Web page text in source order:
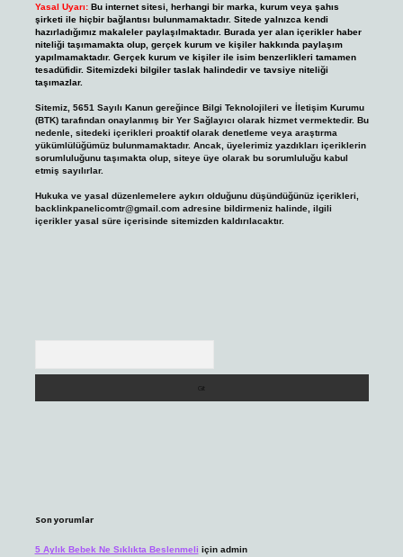
Yasal Uyarı: Bu internet sitesi, herhangi bir marka, kurum veya şahıs
şirketi ile hiçbir bağlantısı bulunmamaktadır. Sitede yalnızca kendi
hazırladığımız makaleler paylaşılmaktadır. Burada yer alan içerikler haber
niteliği taşımamakta olup, gerçek kurum ve kişiler hakkında paylaşım
yapılmamaktadır. Gerçek kurum ve kişiler ile isim benzerlikleri tamamen
tesadüfidir. Sitemizdeki bilgiler taslak halindedir ve tavsiye niteliği
taşımazlar.
Sitemiz, 5651 Sayılı Kanun gereğince Bilgi Teknolojileri ve İletişim Kurumu
(BTK) tarafından onaylanmış bir Yer Sağlayıcı olarak hizmet vermektedir. Bu
nedenle, sitedeki içerikleri proaktif olarak denetleme veya araştırma
yükümlülüğümüz bulunmamaktadır. Ancak, üyelerimiz yazdıkları içeriklerin
sorumluluğunu taşımakta olup, siteye üye olarak bu sorumluluğu kabul
etmiş sayılırlar.
Hukuka ve yasal düzenlemelere aykırı olduğunu düşündüğünüz içerikleri,
backlinkpanelicomtr@gmail.comadresine bildirmeniz halinde, ilgili
içerikler yasal süre içerisinde sitemizden kaldırılacaktır.
Son yorumlar
5 Aylık Bebek Ne Sıklıkta Beslenmeli için admin